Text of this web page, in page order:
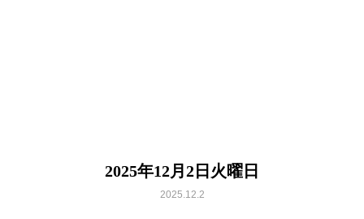
2025年12月2日火曜日
2025.12.2